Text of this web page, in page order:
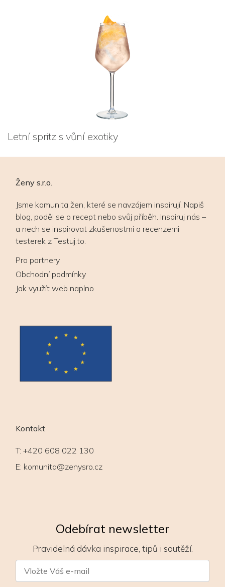
Letní spritz s vůní exotiky
Ženy s.r.o.
Jsme komunita žen, které se navzájem inspirují. Napiš
blog, poděl se o recept nebo svůj příběh. Inspiruj nás –
a nech se inspirovat zkušenostmi a recenzemi
testerek z Testuj.to.
Pro partnery
Obchodní podmínky
Jak využít web naplno
Kontakt
T: +420 608 022 130
E: komunita@zenysro.cz
Odebírat newsletter
Pravidelná dávka inspirace, tipů i soutěží.